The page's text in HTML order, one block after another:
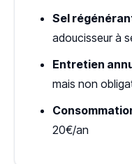
Sel
adoucisseur à
Entretien
mais non
20€/an